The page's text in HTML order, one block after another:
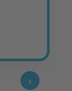
›